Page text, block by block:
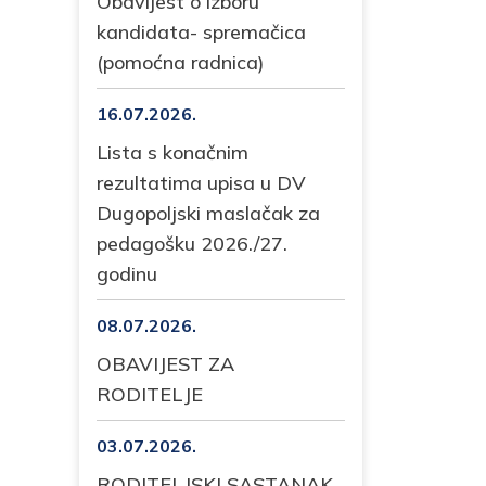
kandidata- spremačica
(pomoćna radnica)
16.07.2026.
Lista s konačnim
rezultatima upisa u DV
Dugopoljski maslačak za
pedagošku 2026./27.
godinu
08.07.2026.
OBAVIJEST ZA
RODITELJE
03.07.2026.